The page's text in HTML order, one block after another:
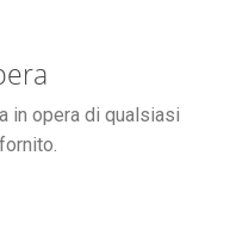
in opera di qualsiasi